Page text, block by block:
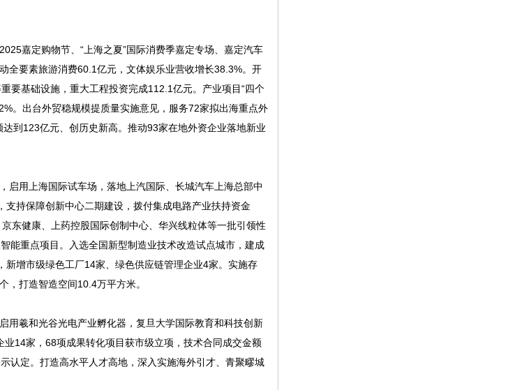
嘉定购物节、“上海之夏”国际消费季嘉定专场、嘉定汽车
全要素旅游消费60.1亿元，文体娱乐业营收增长38.3%。开
要基础设施，重大工程投资完成112.1亿元。产业项目“四个
。出台外贸稳规模提质量实施意见，服务72家拟出海重点外
到123亿元、创历史新高。推动93家在地外资企业落地新业
启用上海国际试车场，落地上汽国际、长城汽车上海总部中
持保障创新中心二期建设，拨付集成电路产业扶持资金
东健康、上药控股国际创制中心、华兴线粒体等一批引领性
能重点项目。入选全国新型制造业技术改造试点城市，建成
增市级绿色工厂14家、绿色供应链管理企业4家。实施存
，打造智造空间10.4万平方米。
用羲和光谷光电产业孵化器，复旦大学国际教育和科技创新
14家，68项成果转化项目获市级立项，技术合同成交金额
认定。打造高水平人才高地，深入实施海外引才、青聚疁城